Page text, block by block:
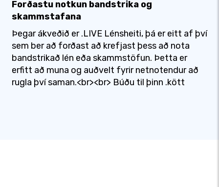
Forðastu notkun bandstrika og
skammstafana
Þegar ákveðið er .LIVE Lénsheiti, þá er eitt af því
sem ber að forðast að krefjast þess að nota
bandstrikað lén eða skammstöfun. Þetta er
erfitt að muna og auðvelt fyrir netnotendur að
rugla því saman.<br><br> Búðu til þinn .kött